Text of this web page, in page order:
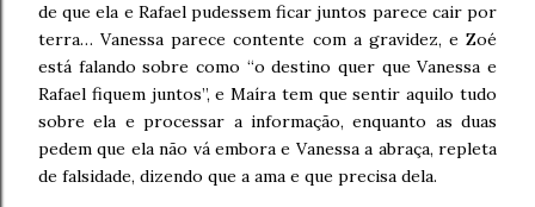
de que ela e Rafael pudessem ficar juntos parece cair por
terra… Vanessa parece contente com a gravidez, e Zoé
está falando sobre como “o destino quer que Vanessa e
Rafael fiquem juntos”, e Maíra tem que sentir aquilo tudo
sobre ela e processar a informação, enquanto as duas
pedem que ela não vá embora e Vanessa a abraça, repleta
de falsidade, dizendo que a ama e que precisa dela.